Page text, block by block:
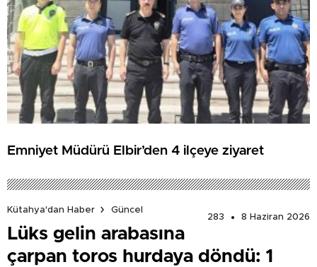
Emniyet Müdürü Elbir’den 4 ilçeye ziyaret
Kütahya'dan Haber
Güncel
283
8 Haziran 2026
Lüks gelin arabasına
çarpan toros hurdaya döndü: 1